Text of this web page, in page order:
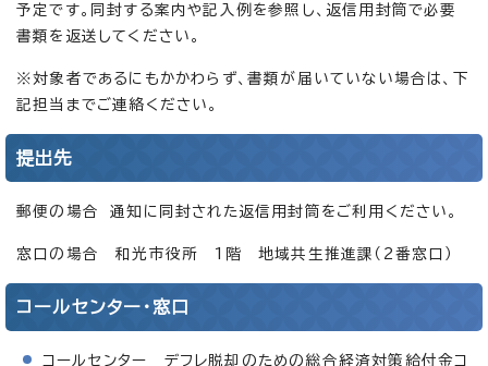
予定です。同封する案内や記入例を参照し、返信用封筒で必要
書類を返送してください。
※対象者であるにもかかわらず、書類が届いていない場合は、下
記担当までご連絡ください。
提出先
郵便の場合 通知に同封された返信用封筒をご利用ください。
窓口の場合 和光市役所 1階 地域共生推進課（2番窓口）
コールセンター・窓口
コールセンター デフレ脱却のための総合経済対策給付金コ